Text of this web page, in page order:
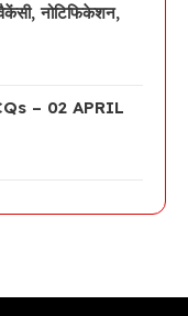
नोटिफिकेशन,
– 02 APRIL